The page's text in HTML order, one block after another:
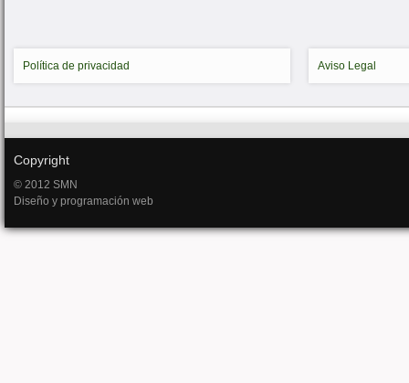
Política de privacidad Aviso Legal
Copyright
© 2012 SMN
Diseño y programación web